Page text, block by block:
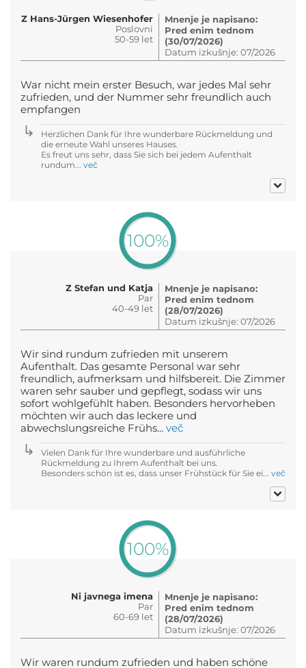
Z Hans-Jürgen Wiesenhofer
Poslovni
50-59 let
Mnenje je napisano:
Pred enim tednom
(30/07/2026)
Datum izkušnje: 07/2026
War nicht mein erster Besuch, war jedes Mal sehr
zufrieden, und der Nummer sehr freundlich auch
empfangen
Herzlichen Dank für Ihre wunderbare Rückmeldung und
die erneute Wahl unseres Hauses.
Es freut uns sehr, dass Sie sich bei jedem Aufenthalt
rundum... več
100%
Z Stefan und Katja
Par
40-49 let
Mnenje je napisano:
Pred enim tednom
(28/07/2026)
Datum izkušnje: 07/2026
Wir sind rundum zufrieden mit unserem
Aufenthalt. Das gesamte Personal war sehr
freundlich, aufmerksam und hilfsbereit. Die Zimmer
waren sehr sauber und gepflegt, sodass wir uns
sofort wohlgefühlt haben. Besonders hervorheben
möchten wir auch das leckere und
abwechslungsreiche Frühs... več
Vielen Dank für Ihre wunderbare und ausführliche
Rückmeldung zu Ihrem Aufenthalt bei uns.
Besonders schön ist es, dass unser Frühstück für Sie ei... več
100%
Ni javnega imena
Par
60-69 let
Mnenje je napisano:
Pred enim tednom
(28/07/2026)
Datum izkušnje: 07/2026
Wir waren rundum zufrieden und haben schöne